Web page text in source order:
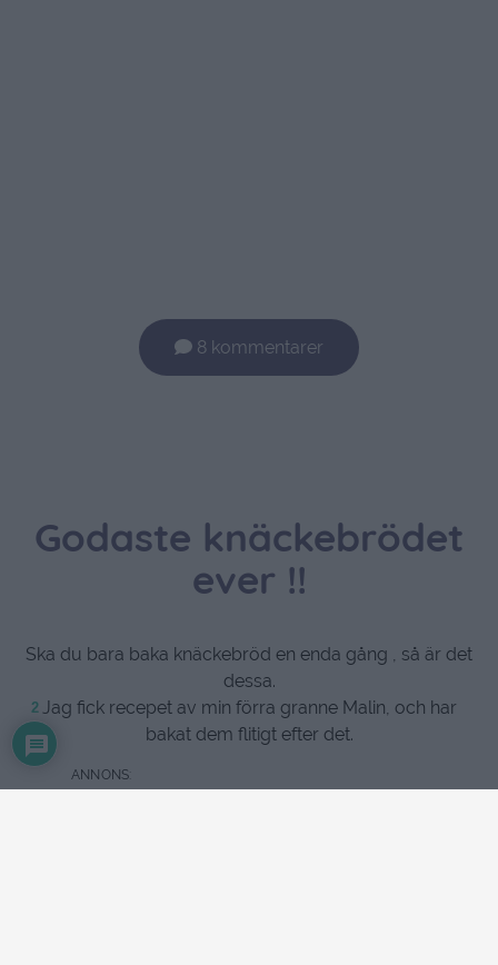
8 kommentarer
Godaste knäckebrödet
ever !!
Ska du bara baka knäckebröd en enda gång , så är det
dessa.
Jag fick recepet av min förra granne Malin, och har
bakat dem flitigt efter det.
2